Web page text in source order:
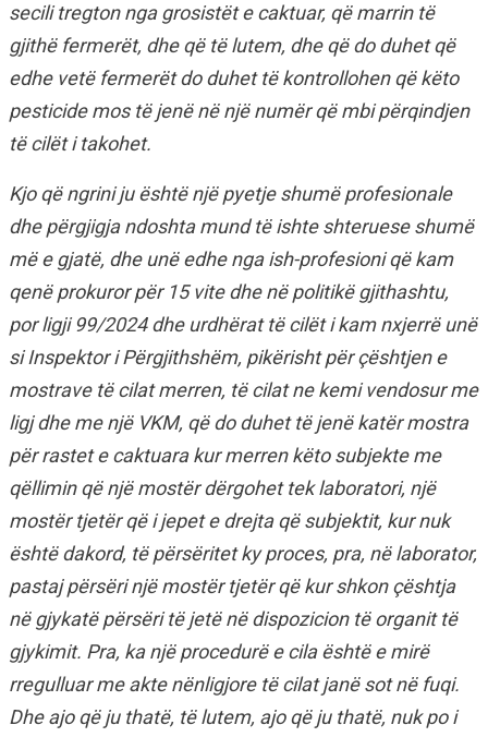
secili tregton nga grosistët e caktuar, që marrin të
gjithë fermerët, dhe që të lutem, dhe që do duhet që
edhe vetë fermerët do duhet të kontrollohen që këto
pesticide mos të jenë në një numër që mbi përqindjen
të cilët i takohet.
Kjo që ngrini ju është një pyetje shumë profesionale
dhe përgjigja ndoshta mund të ishte shteruese shumë
më e gjatë, dhe unë edhe nga ish-profesioni që kam
qenë prokuror për 15 vite dhe në politikë gjithashtu,
por ligji 99/2024 dhe urdhërat të cilët i kam nxjerrë unë
si Inspektor i Përgjithshëm, pikërisht për çështjen e
mostrave të cilat merren, të cilat ne kemi vendosur me
ligj dhe me një VKM, që do duhet të jenë katër mostra
për rastet e caktuara kur merren këto subjekte me
qëllimin që një mostër dërgohet tek laboratori, një
mostër tjetër që i jepet e drejta që subjektit, kur nuk
është dakord, të përsëritet ky proces, pra, në laborator,
pastaj përsëri një mostër tjetër që kur shkon çështja
në gjykatë përsëri të jetë në dispozicion të organit të
gjykimit. Pra, ka një procedurë e cila është e mirë
rregulluar me akte nënligjore të cilat janë sot në fuqi.
Dhe ajo që ju thatë, të lutem, ajo që ju thatë, nuk po i